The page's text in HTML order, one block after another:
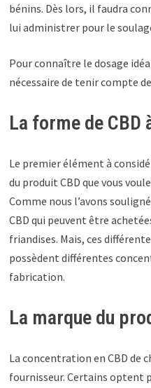
bénins. Dès lors, il faudra
lui administrer pour le
Pour connaître le dosage
nécessaire de tenir compte
La forme de
Le premier élément à
du produit CBD que vous
Comme nous l’avons
CBD qui peuvent être
friandises. Mais, ces
possèdent différentes
fabrication.
La marque du
La concentration en CBD de
fournisseur. Certains optent